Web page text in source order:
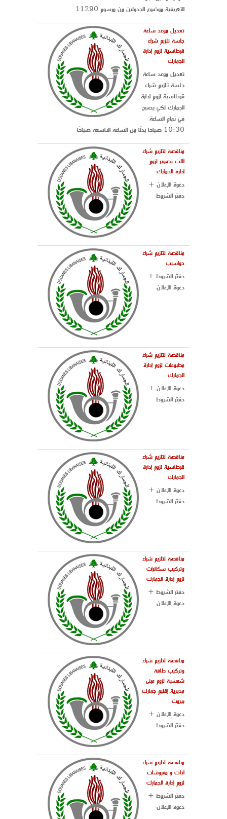
التعريفية موضوع الجدولين من مرسوم 11290
تعديل موعد ساعة
جلسة تلزيم شراء
قرطاسية لزوم إدارة
الجمارك
تعديل موعد ساعة
جلسة تلزيم شراء
قرطاسية لزوم إدارة
الجمارك لكي يصبح
في تمام الساعة
10:30 صباحا بدلًا من الساعة التاسعة صباحًا
مناقصة لتلزيم شراء
آلات تصوير لزوم
إدارة الجمارك
دعوة الإعلان +
دفتر الشروط
مناقصة لتلزيم شراء
حواسيب
دفتر الشروط +
دعوة الإعلان
مناقصة لتلزيم شراء
مطبوعات لزوم إدارة
الجمارك
دعوة الإعلان +
دفتر الشروط
مناقصة لتلزيم شراء
قرطاسية لزوم إدارة
الجمارك
دعوة الإعلان +
دفتر الشروط
مناقصة لتلزيم شراء
وتركيب سكانرات
لزوم إدارة الجمارك
دفتر الشروط +
دعوة الإعلان
مناقصة لتلزيم شراء
وتركيب طاقة
شمسية لزوم مبنى
مديرية إقليم جمارك
بيروت
دعوة الإعلان +
دفتر الشروط
مناقصة لتلزيم شراء
أثاث و مفروشات
لزوم إدارة الجمارك
دفتر الشروط +
دعوة الإعلان